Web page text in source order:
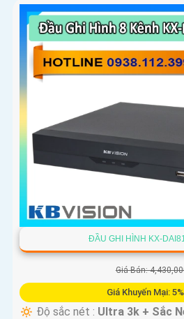
ĐẦU GHI HÌNH KX-
Giá Bán:
Giá Khuyến Mại:
🔅 Độ sắc nét : Ultra 3k + Sắc